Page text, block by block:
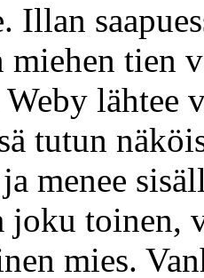
Illan
miehen tien
lähtee
tutun
menee
joku
mies.